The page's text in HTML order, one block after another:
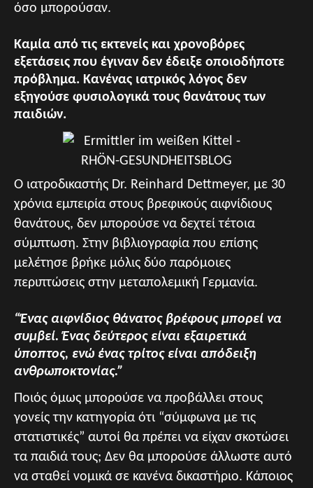
όσο μπορούσαν.
Καμία από τις εκτενείς και χρονοβόρες
εξετάσεις που έγιναν δεν έδειξε οποιοδήποτε
πρόβλημα. Κανένας ιατρικός λόγος δεν
εξηγούσε φυσιολογικά τους θανάτους των
παιδιών.
Ο ιατροδικαστής Dr. Reinhard Dettmeyer, με 30
χρόνια εμπειρία στους βρεφικούς αιφνίδιους
θανάτους, δεν μπορούσε να δεχτεί τέτοια
σύμπτωση. Στην βιβλιογραφία που επίσης
μελέτησε βρήκε μόλις δύο παρόμοιες
περιπτώσεις στην μεταπολεμική Γερμανία.
“Ένας αιφνίδιος θάνατος βρέφους μπορεί να
συμβεί. Ένας δεύτερος είναι εξαιρετικά
ύποπτος, ενώ ένας τρίτος είναι απόδειξη
ανθρωποκτονίας.”
Ποιός όμως μπορούσε να προβάλλει στους
γονείς την κατηγορία ότι “σύμφωνα με τις
στατιστικές” αυτοί θα πρέπει να είχαν σκοτώσει
τα παιδιά τους; Δεν θα μπορούσε άλλωστε αυτό
να σταθεί νομικά σε κανένα δικαστήριο. Κάποιος